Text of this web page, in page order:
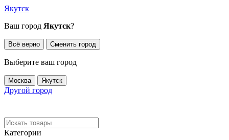
Якутск
Ваш город Якутск?
Всё верно Сменить город
Выберите ваш город
Москва Якутск
Другой город
Категории